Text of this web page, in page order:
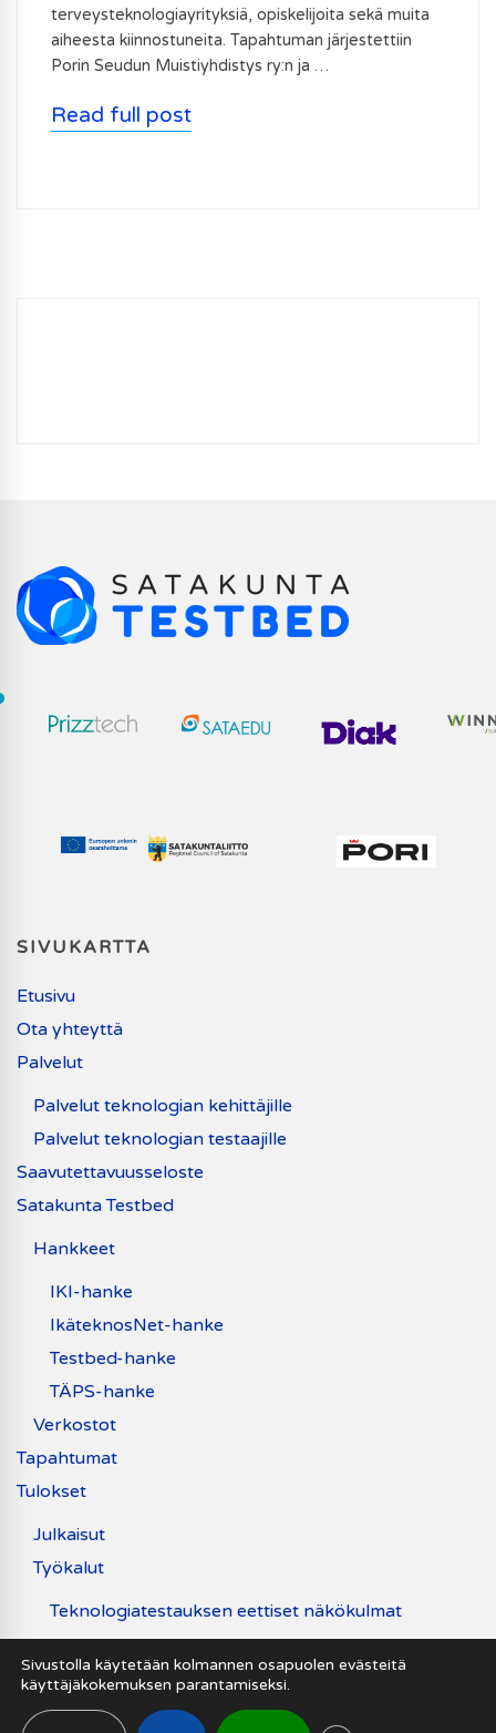
terveysteknologiayrityksiä, opiskelijoita sekä muita
aiheesta kiinnostuneita. Tapahtuman järjestettiin
Porin Seudun Muistiyhdistys ry:n ja …
Read full post
SIVUKARTTA
Etusivu
Ota yhteyttä
Palvelut
Palvelut teknologian kehittäjille
Palvelut teknologian testaajille
Saavutettavuusseloste
Satakunta Testbed
Hankkeet
IKI-hanke
IkäteknosNet-hanke
Testbed-hanke
TÄPS-hanke
Verkostot
Tapahtumat
Tulokset
Julkaisut
Työkalut
Teknologiatestauksen eettiset näkökulmat
Uutiset
Saavutettavuusseloste
Sivustolla käytetään kolmannen osapuolen evästeitä
käyttäjäkokemuksen parantamiseksi.